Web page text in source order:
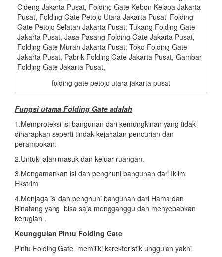
folding gate petojo utara jakarta pusat
Fungsi utama Folding Gate adalah
1.Memproteksi isi bangunan dari kemungkinan yang tidak
diharapkan seperti tindak kejahatan pencurian dan
perampokan.
2.Untuk jalan masuk dan keluar ruangan.
3.Mengamankan isi dan penghuni bangunan dari Iklim
Ekstrim
4.Menjaga isi dan penghuni bangunan dari Hama dan
Binatang yang bisa saja mengganggu dan menyebabkan
kerugian .
Keunggulan Pintu Folding Gate
Pintu Folding Gate memiliki karekteristik unggulan yakni